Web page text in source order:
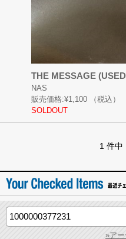
THE MESSAGE
NAS
販売価格:¥1,100
（税込）
SOLDOUT
1 件中
»ア